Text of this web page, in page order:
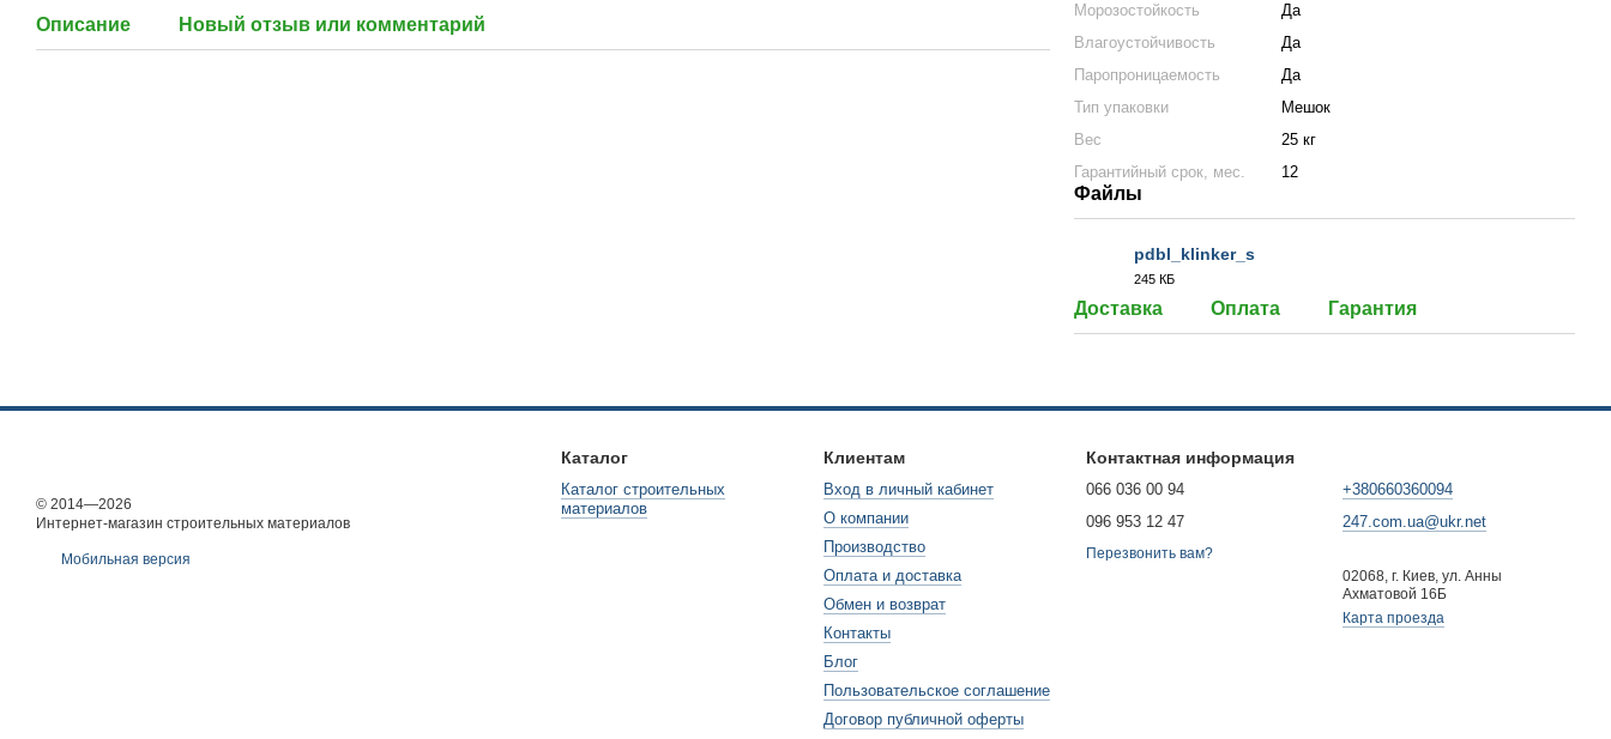
Описание Новый отзыв или комментарий
Морозостойкость
Да
Влагоустойчивость
Да
Паропроницаемость
Да
Тип упаковки
Мешок
Вес
25 кг
Гарантийный срок, мес.
12
Файлы
pdbl_klinker_s
245 КБ
Доставка Оплата Гарантия
© 2014—2026
Интернет-магазин строительных материалов
Мобильная версия
Каталог
Каталог строительных
материалов
Клиентам
Вход в личный кабинет
О компании
Производство
Оплата и доставка
Обмен и возврат
Контакты
Блог
Пользовательское соглашение
Договор публичной оферты
Контактная информация
066 036 00 94
096 953 12 47
Перезвонить вам?
+380660360094
247.com.ua@ukr.net
02068, г. Киев, ул. Анны
Ахматовой 16Б
Карта проезда